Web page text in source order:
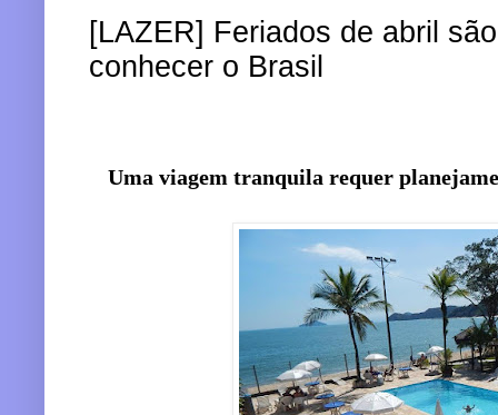
[LAZER] Feriados de abril
conhecer o Brasil
Uma viagem tranquila requer